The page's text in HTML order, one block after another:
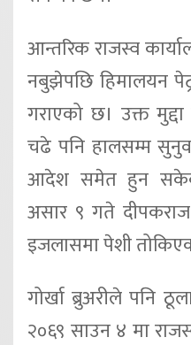
आन्तरिक राजस्व
नबुझेपछि हिमालयन
गराएको छ। उक्त
चढे पनि हालसम्म
आदेश समेत हुन
असार ९ गते
इजलासमा पेशी
गोर्खा ब्रुअरीले पनि
२०६९ साउन ४ मा